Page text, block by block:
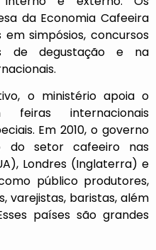
da Economia Cafeeira
simpósios, concursos
de degustação e na
o ministério apoia o
internacionais
Em 2010, o governo
do setor cafeeiro nas
Londres (Inglaterra) e
público produtores,
varejistas, baristas, além
países são grandes